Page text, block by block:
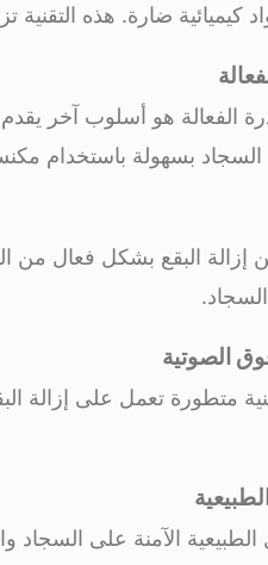
كيميائية ضارة. هذه التقنية
الفعالة هو أسلوب آخر
بسهولة باستخدام
إزالة البقع بشكل فعال من
متطورة تعمل على إزالة
الآمنة على السجاد